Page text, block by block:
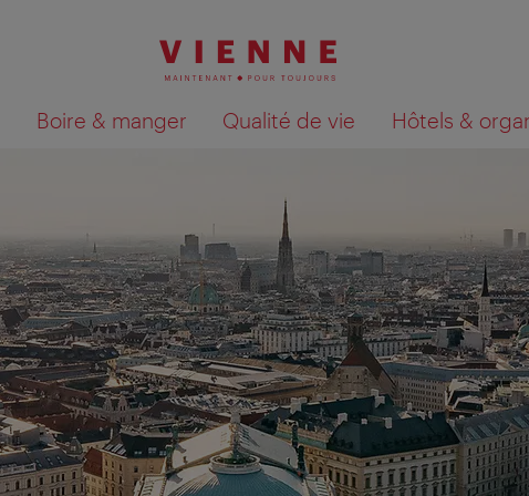
Boire & manger Qualité de vie Hôtels &